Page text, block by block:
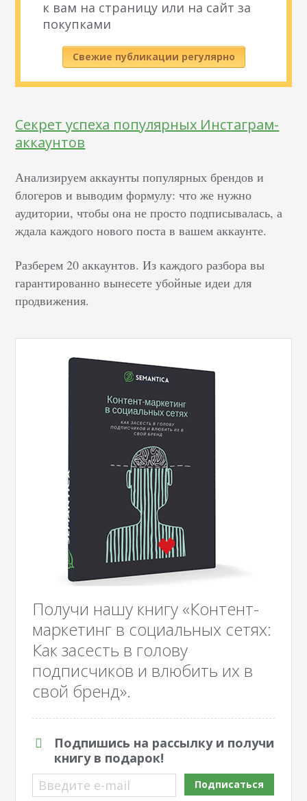
к вам на страницу или на сайт за
покупками
Свежие публикации регулярно
Секрет успеха популярных Инстаграм-
аккаунтов
Анализируем аккаунты популярных брендов и
блогеров и выводим формулу: что же нужно
аудитории, чтобы она не просто подписывалась, а
ждала каждого нового поста в вашем аккаунте.
Разберем 20 аккаунтов. Из каждого разбора вы
гарантированно вынесете убойные идеи для
продвижения.
Получи нашу книгу «Контент-
маркетинг в социальных сетях:
Как засесть в голову
подписчиков и влюбить их в
свой бренд».
Подпишись на рассылку и получи
книгу в подарок!
Введите e-mail
Подписаться